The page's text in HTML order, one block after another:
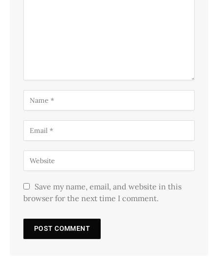
Save my name, email, and website in this
browser for the next time I comment.